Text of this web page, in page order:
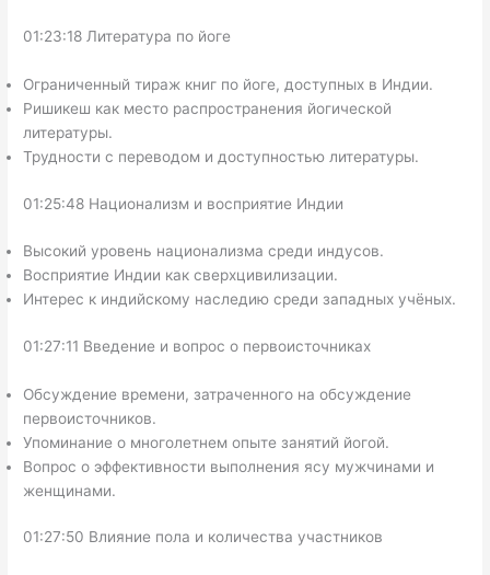
01:23:18 Литература по йоге
Ограниченный тираж книг по йоге, доступных в Индии.
Ришикеш как место распространения йогической
литературы.
Трудности с переводом и доступностью литературы.
01:25:48 Национализм и восприятие Индии
Высокий уровень национализма среди индусов.
Восприятие Индии как сверхцивилизации.
Интерес к индийскому наследию среди западных учёных.
01:27:11 Введение и вопрос о первоисточниках
Обсуждение времени, затраченного на обсуждение
первоисточников.
Упоминание о многолетнем опыте занятий йогой.
Вопрос о эффективности выполнения ясу мужчинами и
женщинами.
01:27:50 Влияние пола и количества участников